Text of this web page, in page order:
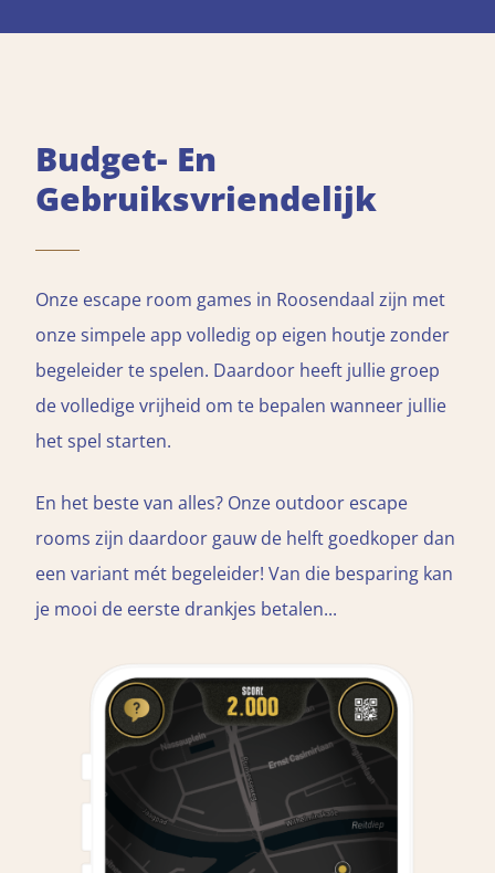
Budget- En
Gebruiksvriendelijk
Onze escape room games in Roosendaal zijn met
onze simpele app volledig op eigen houtje zonder
begeleider te spelen. Daardoor heeft jullie groep
de volledige vrijheid om te bepalen wanneer jullie
het spel starten.
En het beste van alles? Onze outdoor escape
rooms zijn daardoor gauw de helft goedkoper dan
een variant mét begeleider! Van die besparing kan
je mooi de eerste drankjes betalen...